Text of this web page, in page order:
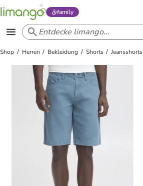
family
Shop Herren Bekleidung Shorts Jeansshorts